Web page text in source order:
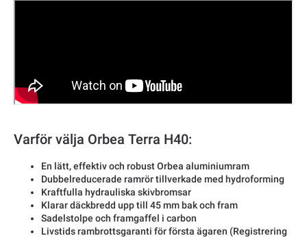
Varför välja Orbea Terra H40:
En lätt, effektiv och robust Orbea aluminiumram
Dubbelreducerade ramrör tillverkade med hydroforming
Kraftfulla hydrauliska skivbromsar
Klarar däckbredd upp till 45 mm bak och fram
Sadelstolpe och framgaffel i carbon
Livstids rambrottsgaranti för första ägaren (Registrering